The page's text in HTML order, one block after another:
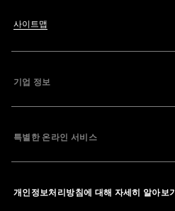
사이트맵
기업 정보
특별한 온라인 서비스
개인정보처리방침에 대해 자세히 알아보기